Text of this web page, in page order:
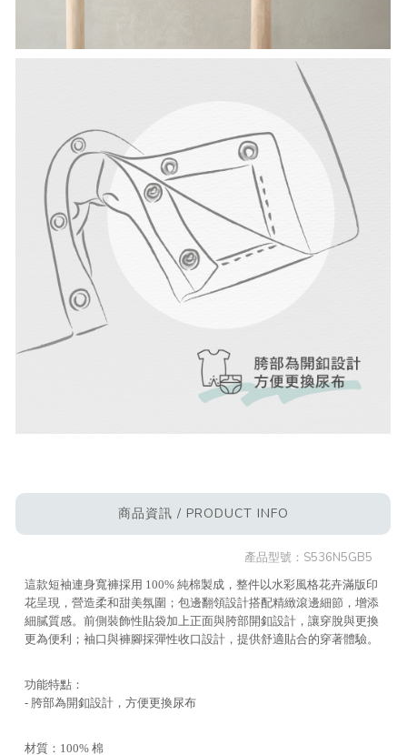
商品資訊 / PRODUCT INFO
產品型號： S536N5GB5
這款短袖連身寬褲採用 100% 純棉製成，整件以水彩風格花卉滿版印
花呈現，營造柔和甜美氛圍；包邊翻領設計搭配精緻滾邊細節，增添
細膩質感。前側裝飾性貼袋加上正面與胯部開釦設計，讓穿脫與更換
更為便利；袖口與褲腳採彈性收口設計，提供舒適貼合的穿著體驗。
功能特點：
- 胯部為開釦設計，方便更換尿布
材質：100% 棉